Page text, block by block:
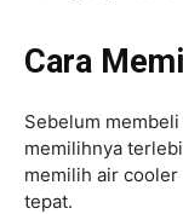
Cara
Sebelum
memilihnya
memilih air cooler
tepat.